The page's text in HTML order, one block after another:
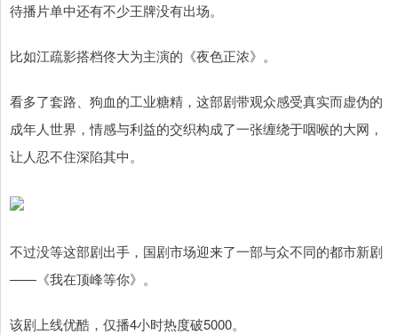
待播片单中还有不少王牌没有出场。
比如江疏影搭档佟大为主演的《夜色正浓》。
看多了套路、狗血的工业糖精，这部剧带观众感受真实而虚伪的
成年人世界，情感与利益的交织构成了一张缠绕于咽喉的大网，
让人忍不住深陷其中。
不过没等这部剧出手，国剧市场迎来了一部与众不同的都市新剧
——《我在顶峰等你》。
该剧上线优酷，仅播4小时热度破5000。